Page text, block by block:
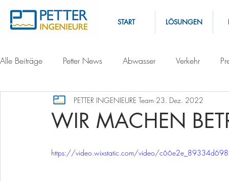
START LÖSUNGEN
Alle Beiträge Petter News Abwasser Verkehr
WIR MACHEN
PETTER INGENIEURE Team 23. Dez. 2022
https://video.wixstatic.com/video/